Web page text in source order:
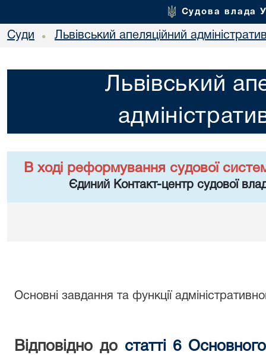
Судова влада
Суди • Львівський апеляційний
Львівський
В ході реформування судової
Єдиний Контакт-центр судової
Основні завдання та функції
Відповідно до статті 6